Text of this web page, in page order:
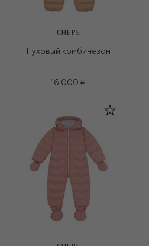
CHEPE
Пуховый комбинезон
16 000 ₽